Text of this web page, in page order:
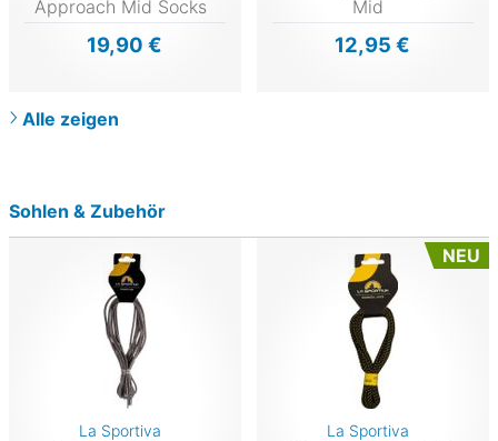
Approach Mid Socks
19,90 €
Mid
12,95 €
Alle zeigen
Sohlen & Zubehör
La Sportiva
NEU
La Sportiva